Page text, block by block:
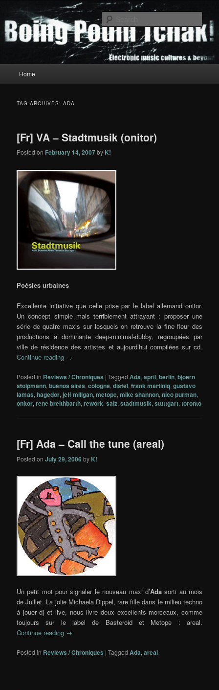
primary
content
secondary
contentBoing Poum Tchak!
Home
TAG ARCHIVES:ADA
[Fr] VA – Stadtmusik (onitor)
Posted on February 14, 2007by K!
Poésies urbaines
Excellente initiative que celle prise par le label allemand onitor.
Un concept simple mais terriblement attrayant : proposer une
série de quatre maxis sur lesquels on retrouve la fine fleur des
productions à dominante deep-minimal-dubby, regroupées par
ville de résidence des artistes et aujourd’hui compilées sur cd.
Continue reading →
Posted in Reviews / Chroniques |Tagged Ada,april,berlin,bjoern
stolpmann,buenos aires,cologne,distel,frank martiniq,gustavo
lamas,hagedor, jeff miligan,metope,mike shannon,nico purman,
onitor,rene breithbarth,rework,salz,stadtmusik,stuttgart,toronto
[Fr] Ada – Call the tune (areal)
Posted onJuly 29, 2006 by K!
Un petit mot pour signaler le nouveau maxi d’Adasorti au mois
de Juillet. La jolie Michaela Dippel, rare fille dans le milieu techno
à jouer dj et live, nous livre deux excellents morceaux, comme
toujours sur le label de Basteroid et Metope : areal.
Continue reading →
Posted in Reviews / Chroniques |Tagged Ada,areal